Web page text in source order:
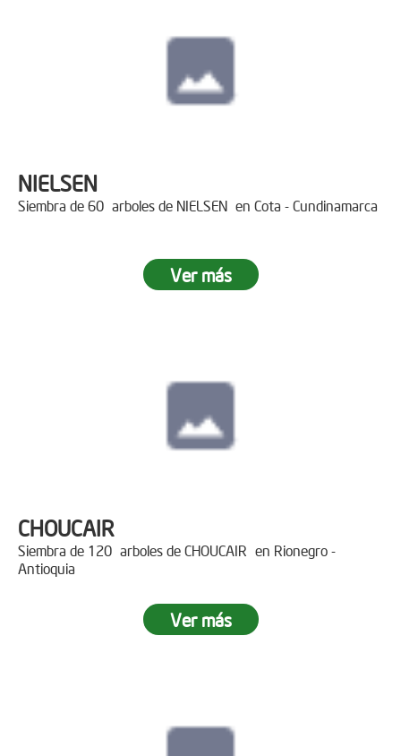
NIELSEN
Siembra de 60 arboles de NIELSEN en Cota - Cundinamarca
Ver más
CHOUCAIR
Siembra de 120 arboles de CHOUCAIR en Rionegro -
Antioquia
Ver más